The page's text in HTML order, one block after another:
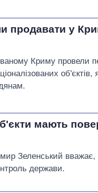
продавати у
Криму провели
об'єктів,
мають
Зеленський вважає,
держави.